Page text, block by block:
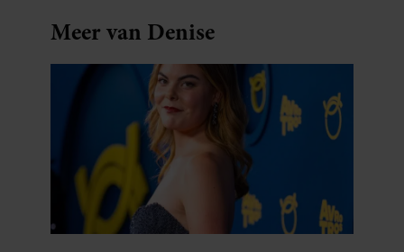
Meer van Denise